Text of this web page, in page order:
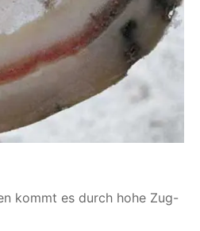
kommt es durch hohe Zug-